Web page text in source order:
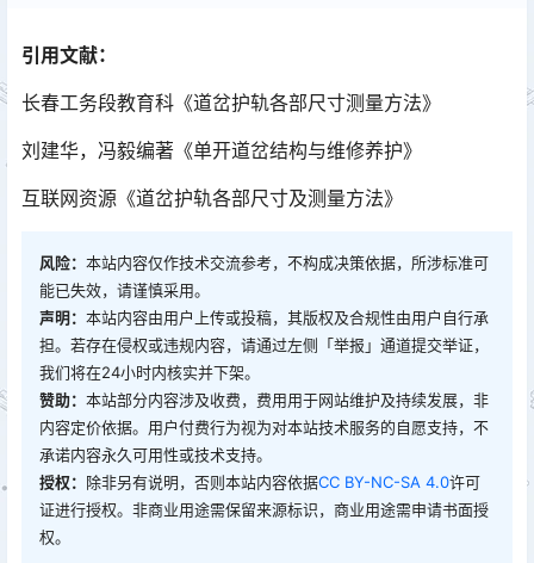
引用文献：
长春工务段教育科《道岔护轨各部尺寸测量方法》
刘建华，冯毅编著《单开道岔结构与维修养护》
互联网资源《道岔护轨各部尺寸及测量方法》
风险： 本站内容仅作技术交流参考，不构成决策依据，所涉标准可
能已失效，请谨慎采用。
声明： 本站内容由用户上传或投稿，其版权及合规性由用户自行承
担。若存在侵权或违规内容，请通过左侧「举报」通道提交举证，
我们将在24小时内核实并下架。
赞助： 本站部分内容涉及收费，费用用于网站维护及持续发展，非
内容定价依据。用户付费行为视为对本站技术服务的自愿支持，不
承诺内容永久可用性或技术支持。
授权： 除非另有说明，否则本站内容依据CC BY-NC-SA 4.0许可
证进行授权。非商业用途需保留来源标识，商业用途需申请书面授
权。